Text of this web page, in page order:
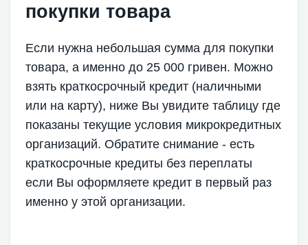
покупки товара
Если нужна небольшая сумма для покупки
товара, а именно до 25 000 гривен. Можно
взять краткосрочный кредит (наличными
или на карту), ниже Вы увидите таблицу где
показаны текущие условия микрокредитных
организаций. Обратите снимание - есть
краткосрочные кредиты без переплаты
если Вы оформляете кредит в первый раз
именно у этой организации.